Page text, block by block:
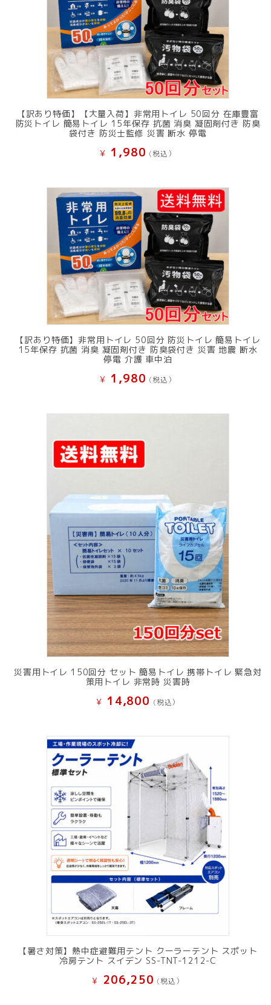
【訳あり特価】【大量入荷】非常用トイレ 50回分 在庫豊富
防災トイレ 簡易トイレ 15年保存 抗菌 消臭 凝固剤付き 防臭
袋付き 防災士監修 災害 断水 停電
¥ 1,980 (税込）
【訳あり特価】非常用トイレ 50回分 防災トイレ 簡易トイレ
15年保存 抗菌 消臭 凝固剤付き 防臭袋付き 災害 地震 断水
停電 介護 車中泊
¥ 1,980 (税込）
災害用トイレ 150回分 セット 簡易トイレ 携帯トイレ 緊急対
策用トイレ 非常時 災害時
¥ 14,800 (税込）
【暑さ対策】熱中症避難用テント クーラーテント スポット
冷房テント スイデン SS-TNT-1212-C
¥ 206,250 (税込）